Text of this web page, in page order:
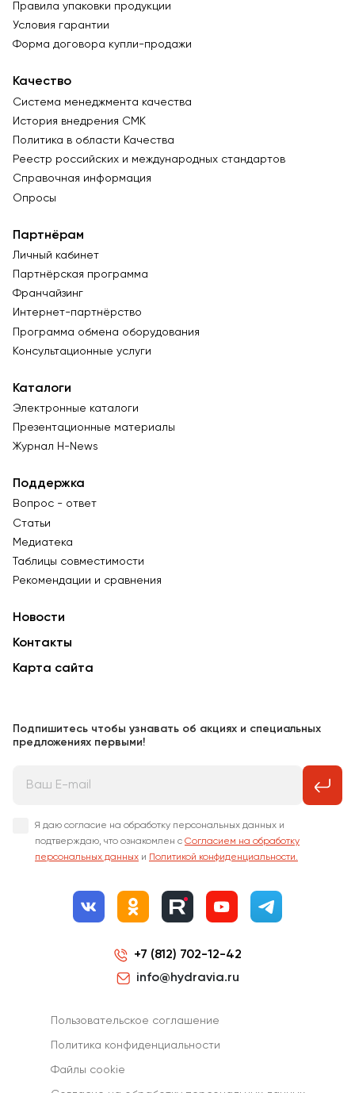
Правила упаковки продукции
Условия гарантии
Форма договора купли-продажи
Качество
Система менеджмента качества
История внедрения СМК
Политика в области Качества
Реестр российских и международных стандартов
Справочная информация
Опросы
Партнёрам
Личный кабинет
Партнёрская программа
Франчайзинг
Интернет-партнёрство
Программа обмена оборудования
Консультационные услуги
Каталоги
Электронные каталоги
Презентационные материалы
Журнал Н-News
Поддержка
Вопрос - ответ
Статьи
Медиатека
Таблицы совместимости
Рекомендации и сравнения
Новости
Контакты
Карта сайта
Подпишитесь чтобы узнавать об акциях и специальных
предложениях первыми!
Я даю согласие на обработку персональных данных и
подтверждаю, что ознакомлен с Согласием на обработку
персональных данных и Политикой конфиденциальности.
+7 (812) 702-12-42
info@hydravia.ru
Пользовательское соглашение
Политика конфиденциальности
Файлы cookie